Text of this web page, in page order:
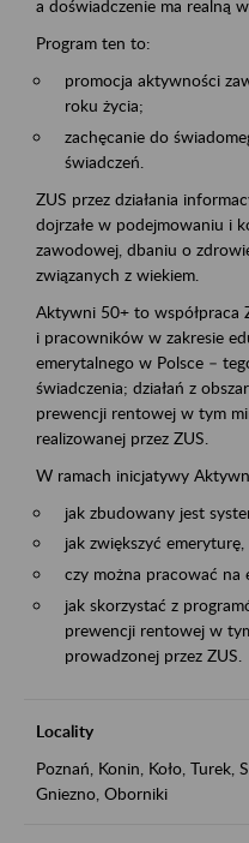
a doświadczenie ma realną
Program ten to:
promocja aktywności
roku życia;
zachęcanie do
świadczeń.
ZUS przez działania
dojrzałe w podejmowaniu i
zawodowej, dbaniu o
związanych z wiekiem.
Aktywni 50+ to współpraca
i pracowników w zakresie
emerytalnego w Polsce –
świadczenia; działań z
prewencji rentowej w tym
realizowanej przez ZUS.
W ramach inicjatywy
jak zbudowany jest
jak zwiększyć emeryturę,
czy można pracować na
jak skorzystać z
prewencji rentowej w
prowadzonej przez ZUS.
Locality
Poznań, Konin, Koło, Turek,
Gniezno, Oborniki